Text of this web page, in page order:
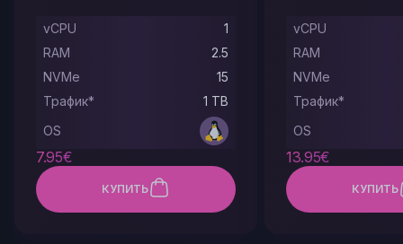
vCPU
1
RAM
2.5
NVMe
15
Трафик*
1 TB
OS
7.95€
КУПИТЬ
vCPU
RAM
NVMe
Трафик*
OS
13.95€
КУПИТЬ